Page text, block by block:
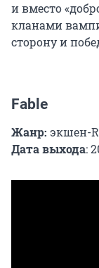
и вместо
кланами
сторону и
Fable
Жанр: экшен-
Дата выхода: